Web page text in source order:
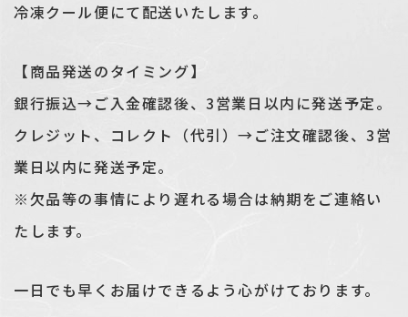
冷凍クール便にて配送いたします。
【商品発送のタイミング】
銀行振込→ご入金確認後、3営業日以内に発送予定。
クレジット、コレクト（代引）→ご注文確認後、3営
業日以内に発送予定。
※欠品等の事情により遅れる場合は納期をご連絡い
たします。
一日でも早くお届けできるよう心がけております。